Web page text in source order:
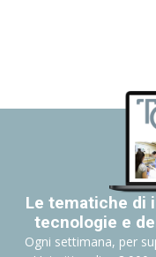
Le tematiche di
tecnologie e
Ogni settimana, per